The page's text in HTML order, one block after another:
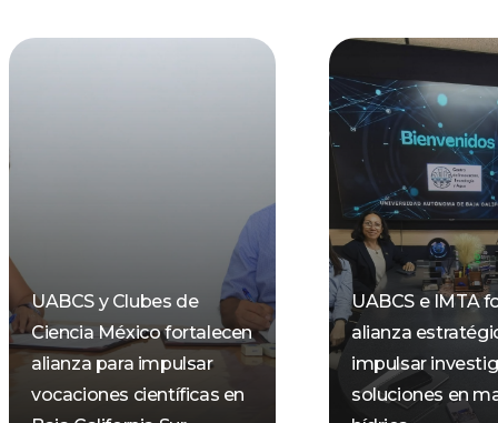
UABCS y Clubes de
Ciencia México fortalecen
alianza para impulsar
vocaciones científicas en
UABCS e IMTA
alianza
impulsar
soluciones en